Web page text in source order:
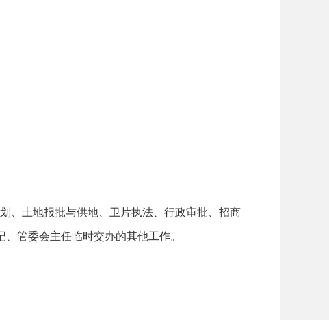
、土地报批与供地、卫片执法、行政审批、招商
管委会主任临时交办的其他工作。